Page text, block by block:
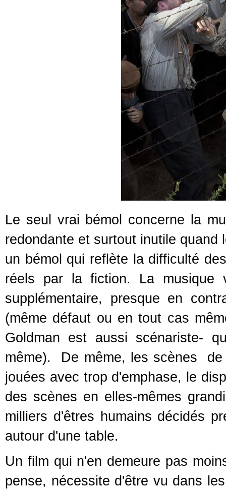
Le seul vrai bémol concerne la
redondante et surtout inutile
un bémol qui reflète la difficulté
réels par la fiction. La musique
supplémentaire, presque en
(même défaut ou en tout cas
Goldman est aussi scénariste-
même). De même, les scènes
jouées avec trop d'emphase, le
des scènes en elles-mêmes
milliers d'êtres humains décidés
autour d'une table.
Un film qui n'en demeure pas
pense, nécessite d'être vu dans